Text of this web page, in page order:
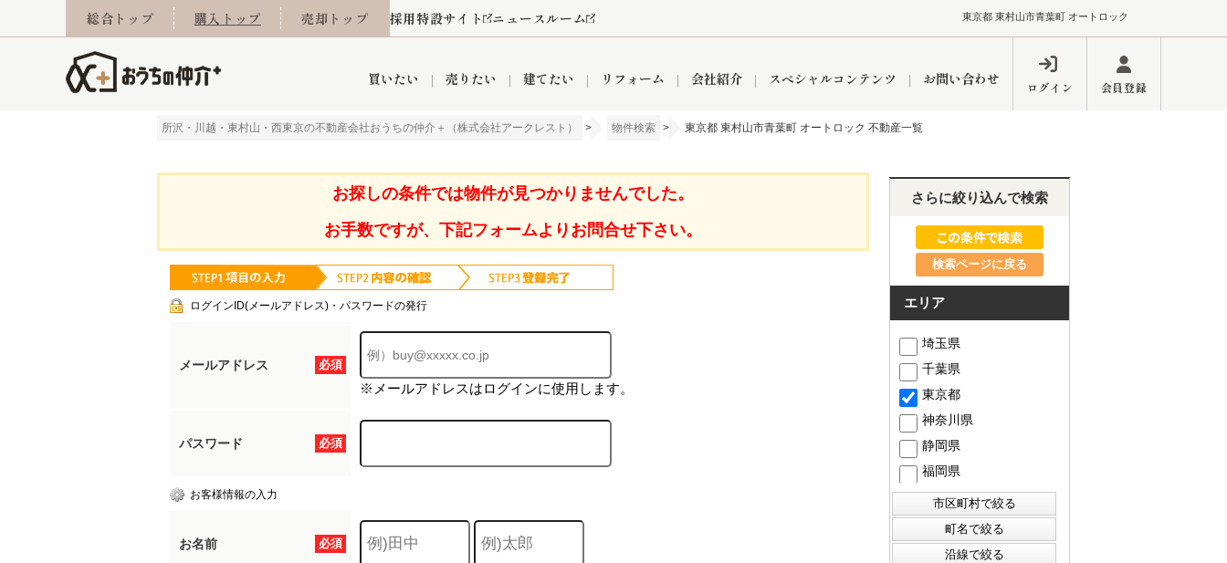
東京都 東村山市青葉町 オートロック
総合トップ 購入トップ 売却トップ 採用特設サイト ニュースルーム
買いたい
学区から探す 町名から探す お気に入り 閲覧履歴
当社お預かり物件 グループ会社施工物件 リノベーション済み物件
当社提携金融機関 8代疾病保証付き住宅ローン
東村山市
売りたい
売却査定実績 売却成功実績 よくある質問 売却コラム
住み替え 離婚 不動産買取 空き家 リースバック
東村山市 入間市 狭山市 富士見市 練馬区
建てたい リフォーム
リフォーム事例 【埼玉】補助金・助成金 【東京】補助金・助成金
会社紹介
採用情報 お客様の声 創業の想い インフォメーション ブログ
小手指営業所 所沢営業所 東所沢営業所 入間営業所 ひばりケ丘営業所 東久留米営業所
おうちのリフォーム おうちパークグループの強み
スペシャルコンテンツ
マンションカタログ おうちパークくらぶ レンタルスペース
お問い合わせ
オンライン相談予約 売却査定依頼 なんでもご相談 プライバシーポリシー
ログイン 会員登録
所沢・川越・東村山・西東京の不動産会社おうちの仲介＋（株式会社アークレスト） > 物件検索 > 東京都 東村山市青葉町 オートロック 不動産一覧
お探しの条件では物件が見つかりませんでした。
お手数ですが、下記フォームよりお問合せ下さい。
ログインID(メールアドレス)・パスワードの発行
必須
メールアドレス
※メールアドレスはログインに使用します。
必須
パスワード
お客様情報の入力
必須
お名前
さらに絞り込んで検索
検索ページに戻る
エリア
埼玉県
千葉県
東京都
神奈川県
静岡県
福岡県